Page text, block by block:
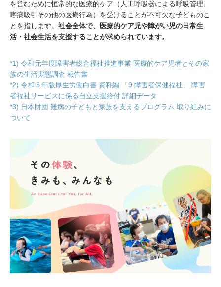
を営むために恒常的な医療的ケア（人工呼吸器による呼吸管理、
喀痰吸引その他の医療行為）を受けることが不可欠な子どものこ
とを指します。 社会全体で、医療的ケア児や障がい児の日常生
活・社会生活を支援することが求められています。
*1) 令和元年度障害者総合福祉推進事業 医療的ケア児者とその家
族の生活実態調査 報告書
*2) 令和５年版厚生労働白書 資料編 「9 障害者保健福祉」 障害
者福祉サービスに係る自立支援給付 詳細データ
*3) 日本財団 難病の子どもと家族を支えるプログラム 取り組みに
ついて